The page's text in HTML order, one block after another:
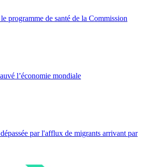
programme de santé de la Commission
l’économie mondiale
par l'afflux de migrants arrivant par